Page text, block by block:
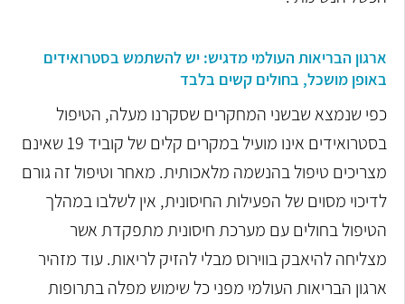
ארגון הבריאות העולמי מדגיש: יש להשתמש בסטרואידים
באופן מושכל, בחולים קשים בלבד
כפי שנמצא שבשני המחקרים שסקרנו מעלה, הטיפול
בסטרואידים אינו מועיל במקרים קלים של קוביד 19 שאינם
מצריכים טיפול בהנשמה מלאכותית. מאחר וטיפול זה גורם
לדיכוי מסוים של הפעילות החיסונית, אין לשלבו במהלך
הטיפול בחולים עם מערכת חיסונית מתפקדת אשר
מצליחה להיאבק בווירוס מבלי להזיק לריאות. עוד מזהיר
ארגון הבריאות העולמי מפני כל שימוש מפלה בתרופות